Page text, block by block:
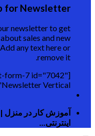
for Newsletter
newsletter to get
sales and new
any text here or
remove it.
form-7 id="7042"
Vertical"]
آموزش کار در منزل |
اینترنتی...